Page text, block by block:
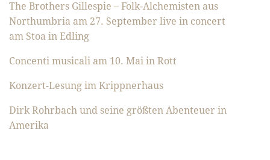
The Brothers Gillespie – Folk-Alchemisten aus
Northumbria am 27. September live in concert
am Stoa in Edling
Concenti musicali am 10. Mai in Rott
Konzert-Lesung im Krippnerhaus
Dirk Rohrbach und seine größten Abenteuer in
Amerika